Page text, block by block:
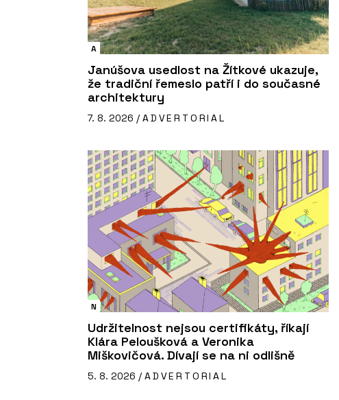
A
Janúšova usedlost na Žítkové ukazuje,
že tradiční řemeslo patří i do současné
architektury
7. 8. 2026 / ADVERTORIAL
N
Udržitelnost nejsou certifikáty, říkají
Klára Peloušková a Veronika
Miškovičová. Dívají se na ni odlišně
5. 8. 2026 / ADVERTORIAL